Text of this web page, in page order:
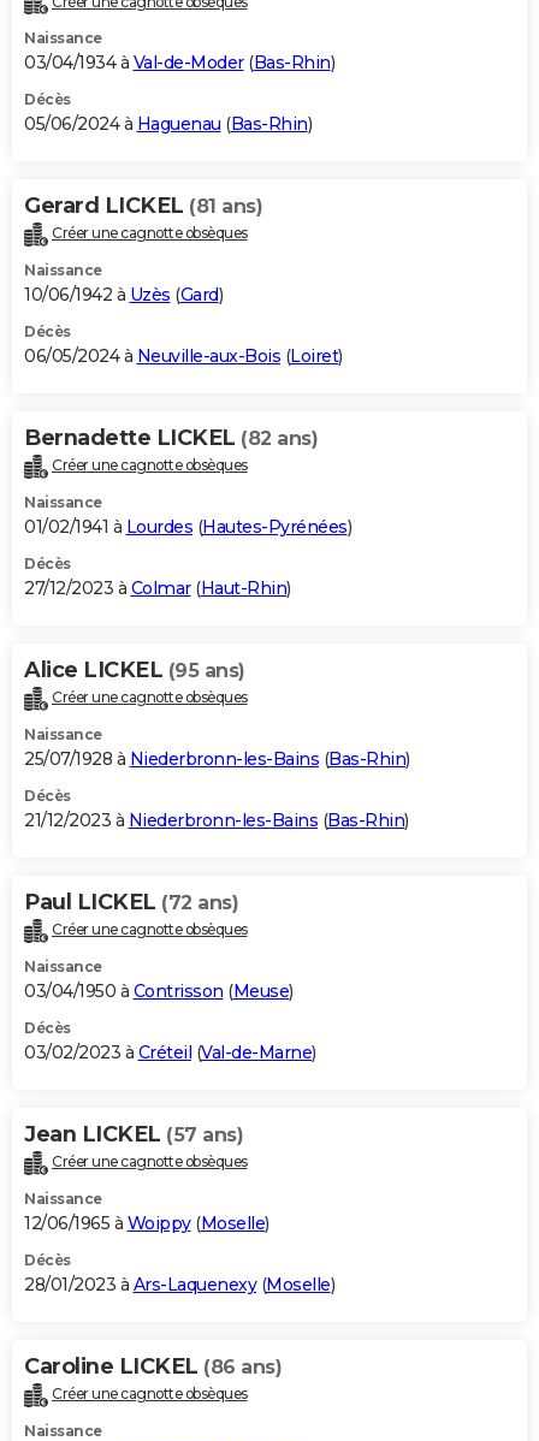
Naissance
03/04/1934 à Val-de-Moder(Bas-Rhin)
Décès
05/06/2024 à Haguenau (Bas-Rhin)
Gerard LICKEL (81 ans)
Créer une cagnotte obsèques
Naissance
10/06/1942 à Uzès (Gard)
Décès
06/05/2024 à Neuville-aux-Bois (Loiret)
Bernadette LICKEL (82 ans)
Créer une cagnotte obsèques
Naissance
01/02/1941 à Lourdes (Hautes-Pyrénées)
Décès
27/12/2023 à Colmar(Haut-Rhin)
Alice LICKEL (95 ans)
Créer une cagnotte obsèques
Naissance
25/07/1928 à Niederbronn-les-Bains (Bas-Rhin)
Décès
21/12/2023 à Niederbronn-les-Bains (Bas-Rhin)
Paul LICKEL (72 ans)
Créer une cagnotte obsèques
Naissance
03/04/1950 à Contrisson (Meuse)
Décès
03/02/2023 à Créteil (Val-de-Marne)
Jean LICKEL (57 ans)
Créer une cagnotte obsèques
Naissance
12/06/1965 à Woippy(Moselle)
Décès
28/01/2023 à Ars-Laquenexy(Moselle)
Caroline LICKEL (86 ans)
Créer une cagnotte obsèques
Naissance